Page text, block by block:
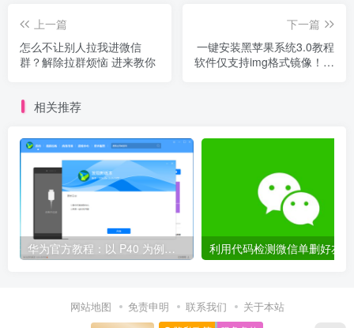
上一篇
怎么不让别人拉我进微信
群？解除拉群烦恼 进来教你
下一篇
一键安装黑苹果系统3.0教程
软件仅支持img格式镜像！！
相关推荐
华为官方教程：以 P40 为例，鸿蒙 OS 2.0 Beta 版本回退到 EMUI 11 稳定版
网站地图 免责申明 联系我们 关于本站